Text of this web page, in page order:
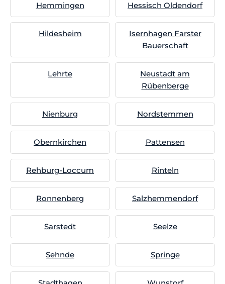
Hemmingen Hessisch Oldendorf
Hildesheim
Isernhagen Farster
Bauerschaft
Lehrte
Neustadt am
Rübenberge
Nienburg Nordstemmen
Obernkirchen Pattensen
Rehburg-Loccum Rinteln
Ronnenberg Salzhemmendorf
Sarstedt Seelze
Sehnde Springe